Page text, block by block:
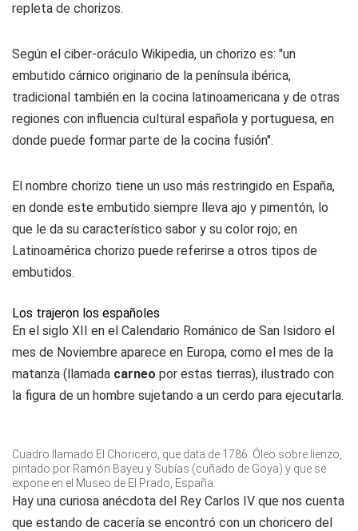
repleta de chorizos.
Según el ciber-oráculo Wikipedia, un chorizo es: "un
embutido cárnico originario de la península ibérica,
tradicional también en la cocina latinoamericana y de otras
regiones con influencia cultural española y portuguesa, en
donde puede formar parte de la cocina fusión".​
El nombre chorizo tiene un uso más restringido en España,
en donde este embutido siempre lleva ajo y pimentón, lo
que le da su característico sabor y su color rojo; en
Latinoamérica chorizo puede referirse a otros tipos de
embutidos.
Los trajeron los españoles
En el siglo XII en el Calendario Románico de San Isidoro el
mes de Noviembre aparece en Europa, como el mes de la
matanza (llamada carneo por estas tierras), ilustrado con
la figura de un hombre sujetando a un cerdo para ejecutarla.
Cuadro llamado El Choricero, que data de 1786. Óleo sobre lienzo,
pintado por Ramón Bayeu y Subías (cuñado de Goya) y que se
expone en el Museo de El Prado, España.
Hay una curiosa anécdota del Rey Carlos IV que nos cuenta
que estando de cacería se encontró con un choricero del